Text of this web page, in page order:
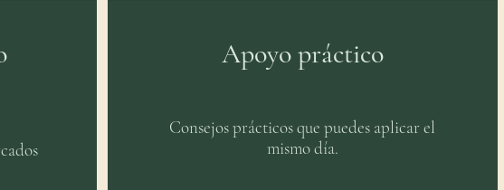
Apoyo práctico
Consejos prácticos que puedes aplicar el
mismo día.